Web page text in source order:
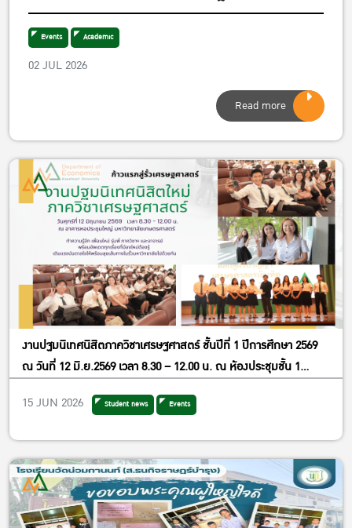
Events Academic
02 JUL 2026
Read more
งานปฐมนิเทศนิสิตภาควิชาเศรษฐศาสตร์ ชั้นปีที่ 1 ปีการศึกษา 2569
ณ วันที่ 12 มิ.ย.2569 เวลา 8.30 – 12.00 น. ณ ห้องประชุมชั้น 1
15 JUN 2026 Student news Events